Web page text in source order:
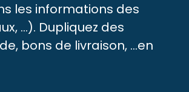
les informations des
...). Dupliquez des
bons de livraison, ...en